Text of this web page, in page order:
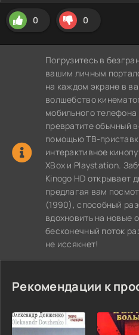
0 0
Погрузитесь в
вашим личным
на каждом экране в
волшебство
мобильного
превратите обычный
помощью ТВ-
интерактивное
XBox и Playstation.
Kinogo HD открывает
предлагая вам
(1990), способный
вдохновить на новые
бесконечный поток
не иссякнет!
Рекомендации к